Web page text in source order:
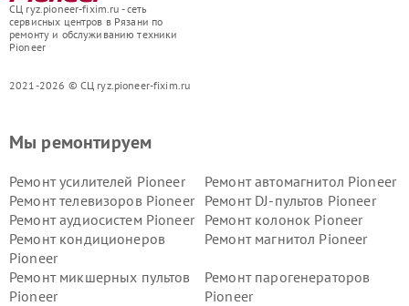
СЦ ryz.pioneer-fixim.ru - сеть
сервисных центров в Рязани по
ремонту и обслуживанию техники
Pioneer
2021-2026 © СЦ ryz.pioneer-fixim.ru
Мы ремонтируем
Ремонт усилителей Pioneer
Ремонт автомагнитол Pioneer
Ремонт телевизоров Pioneer
Ремонт DJ-пультов Pioneer
Ремонт аудиосистем Pioneer
Ремонт колонок Pioneer
Ремонт кондиционеров
Pioneer
Ремонт магнитол Pioneer
Ремонт микшерных пультов
Pioneer
Ремонт парогенераторов
Pioneer